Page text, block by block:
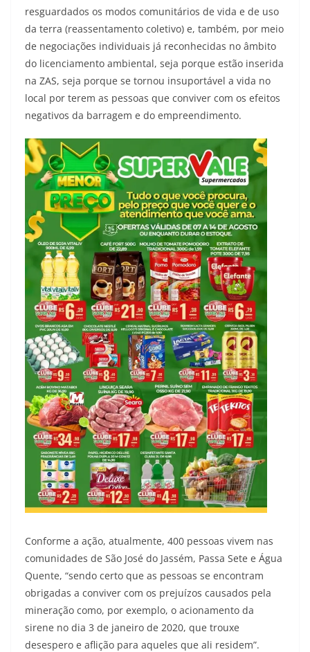
resguardados os modos comunitários de vida e de uso
da terra (reassentamento coletivo) e, também, por meio
de negociações individuais já reconhecidas no âmbito
do licenciamento ambiental, seja porque estão inserida
na ZAS, seja porque se tornou insuportável a vida no
local por terem as pessoas que conviver com os efeitos
negativos da barragem e do empreendimento.
Conforme a ação, atualmente, 400 pessoas vivem nas
comunidades de São José do Jassém, Passa Sete e Água
Quente, “sendo certo que as pessoas se encontram
obrigadas a conviver com os prejuízos causados pela
mineração como, por exemplo, o acionamento da
sirene no dia 3 de janeiro de 2020, que trouxe
desespero e aflição para aqueles que ali residem”.